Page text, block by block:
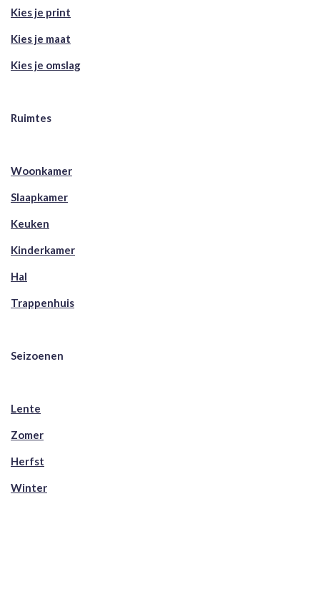
Kies je print
Kies je maat
Kies je omslag
Ruimtes
Woonkamer
Slaapkamer
Keuken
Kinderkamer
Hal
Trappenhuis
Seizoenen
Lente
Zomer
Herfst
Winter